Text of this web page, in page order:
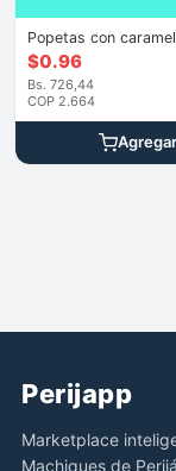
Popetas con
$0.96
Bs. 726,44
COP 2.664
Agregar
Perijapp
Marketplace
Machiques de